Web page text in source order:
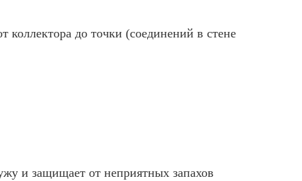
до точки (соединений в стене
и защищает от неприятных запахов